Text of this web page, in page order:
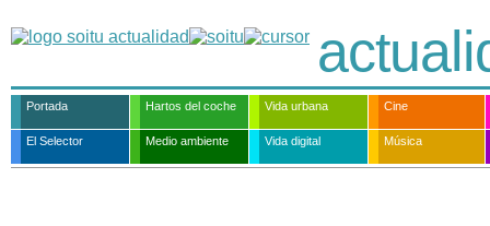
Portada Hartos del coche Vida urbana Cine
El Selector Medio ambiente Vida digital Música